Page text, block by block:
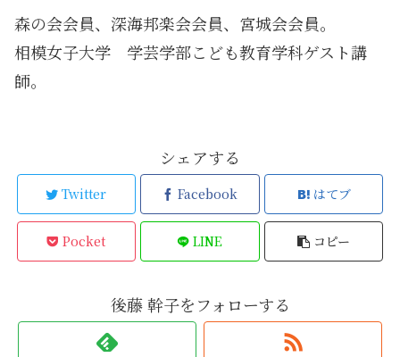
森の会会員、深海邦楽会会員、宮城会会員。
相模女子大学 学芸学部こども教育学科ゲスト講
師。
シェアする
Twitter Facebook はてブ
Pocket LINE コピー
後藤 幹子をフォローする